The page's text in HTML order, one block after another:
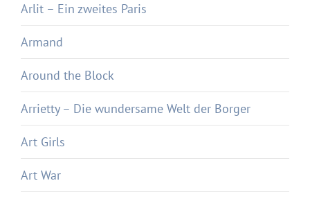
Arlit – Ein zweites Paris
Armand
Around the Block
Arrietty – Die wundersame Welt der Borger
Art Girls
Art War